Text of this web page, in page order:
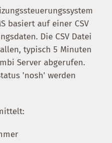
basiert auf einer CSV
Die CSV Datei
typisch 5 Minuten
Server abgerufen.
'nosh' werden